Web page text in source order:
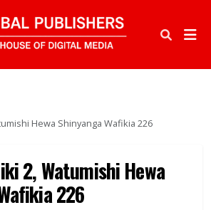
Hewa Shinyanga Wafikia 226
2, Watumishi Hewa
226